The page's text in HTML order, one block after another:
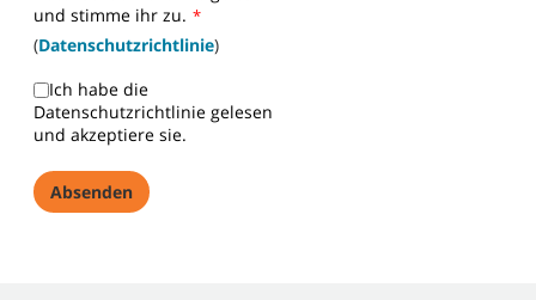
und stimme ihr zu. *
(Datenschutzrichtlinie)
Ich habe die
Datenschutzrichtlinie gelesen
und akzeptiere sie.